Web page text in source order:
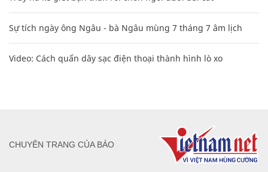
Sự tích ngày ông Ngâu - bà Ngâu mùng 7 tháng 7 âm lịch
Video: Cách quấn dây sạc điện thoại thành hình lò xo
CHUYÊN TRANG CỦA BÁO